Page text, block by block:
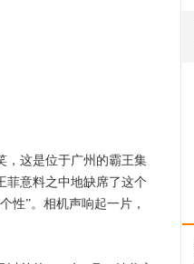
这是位于广州的霸王集
菲意料之中地缺席了这个
性”。相机声响起一片，